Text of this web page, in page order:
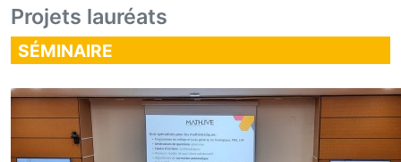
Projets lauréats
SÉMINAIRE